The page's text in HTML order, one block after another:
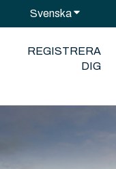
SvenskaVisa
REGISTRERA
DIG